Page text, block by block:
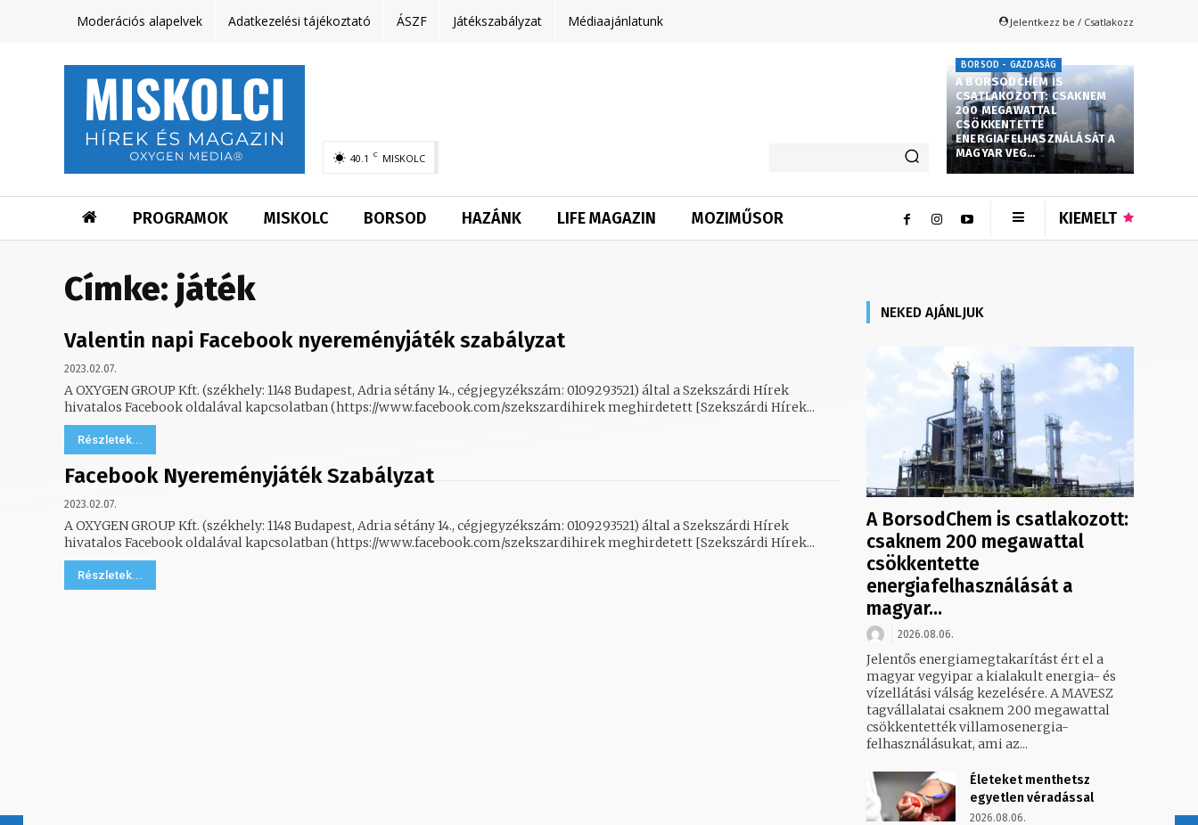
Moderációs alapelvek Adatkezelési tájékoztató ÁSZF Játékszabályzat Médiaajánlatunk Jelentkezz be / Csatlakozz
40.1 C MISKOLC
BORSOD - GAZDASÁG
A BORSODCHEM IS
CSATLAKOZOTT: CSAKNEM
200 MEGAWATTAL
CSÖKKENTETTE
ENERGIAFELHASZNÁLÁSÁT A
MAGYAR VEG…
PROGRAMOK MISKOLC BORSOD HAZÁNK LIFE MAGAZIN MOZIMŰSOR KIEMELT
Címke: játék
Valentin napi Facebook nyereményjáték szabályzat
2023.02.07.
A OXYGEN GROUP Kft. (székhely: 1148 Budapest, Adria sétány 14., cégjegyzékszám: 0109293521) által a Szekszárdi Hírek
hivatalos Facebook oldalával kapcsolatban (https://www.facebook.com/szekszardihirek meghirdetett [Szekszárdi Hírek...
Részletek...
Facebook Nyereményjáték Szabályzat
2023.02.07.
A OXYGEN GROUP Kft. (székhely: 1148 Budapest, Adria sétány 14., cégjegyzékszám: 0109293521) által a Szekszárdi Hírek
hivatalos Facebook oldalával kapcsolatban (https://www.facebook.com/szekszardihirek meghirdetett [Szekszárdi Hírek...
Részletek...
NEKED AJÁNLJUK
A BorsodChem is csatlakozott:
csaknem 200 megawattal
csökkentette
energiafelhasználását a
magyar...
2026.08.06.
Jelentős energiamegtakarítást ért el a
magyar vegyipar a kialakult energia- és
vízellátási válság kezelésére. A MAVESZ
tagvállalatai csaknem 200 megawattal
csökkentették villamosenergia-
felhasználásukat, ami az...
Életeket menthetsz
egyetlen véradással
2026.08.06.